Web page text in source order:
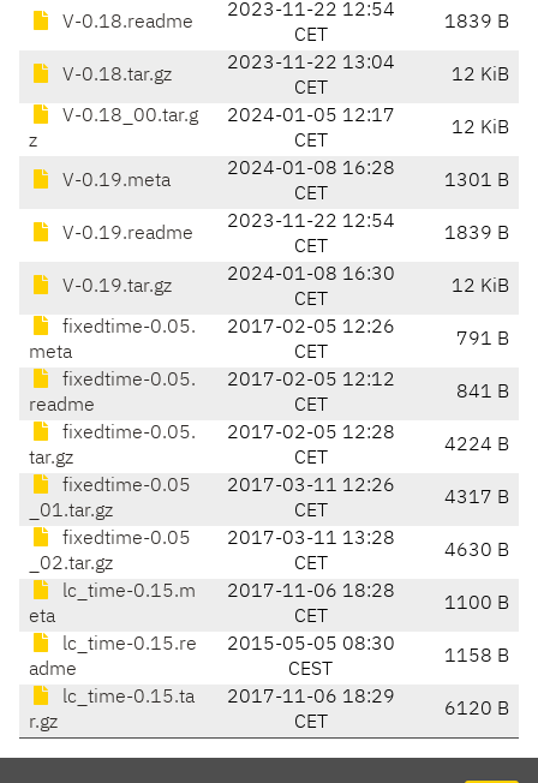
V-0.18.readme
2023-11-22 12:54
CET
1839 B
V-0.18.tar.gz
2023-11-22 13:04
CET
12 KiB
V-0.18_00.tar.g
z
2024-01-05 12:17
CET
12 KiB
V-0.19.meta
2024-01-08 16:28
CET
1301 B
V-0.19.readme
2023-11-22 12:54
CET
1839 B
V-0.19.tar.gz
2024-01-08 16:30
CET
12 KiB
fixedtime-0.05.
meta
2017-02-05 12:26
CET
791 B
fixedtime-0.05.
readme
2017-02-05 12:12
CET
841 B
fixedtime-0.05.
tar.gz
2017-02-05 12:28
CET
4224 B
fixedtime-0.05
_01.tar.gz
2017-03-11 12:26
CET
4317 B
fixedtime-0.05
_02.tar.gz
2017-03-11 13:28
CET
4630 B
lc_time-0.15.m
eta
2017-11-06 18:28
CET
1100 B
lc_time-0.15.re
adme
2015-05-05 08:30
CEST
1158 B
lc_time-0.15.ta
r.gz
2017-11-06 18:29
CET
6120 B